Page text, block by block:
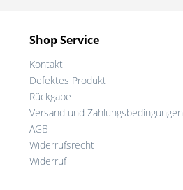
Shop Service
Kontakt
Defektes Produkt
Rückgabe
Versand und Zahlungsbedingungen
AGB
Widerrufsrecht
Widerruf